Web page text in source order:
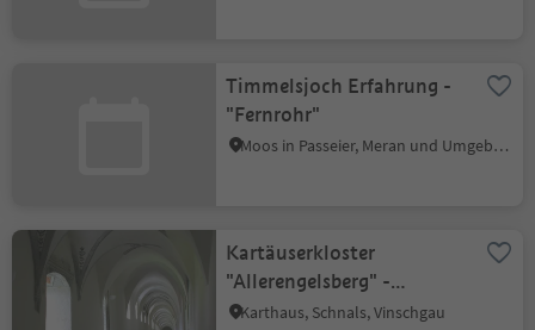
Timmelsjoch Erfahrung -
"Fernrohr"
Moos in Passeier, Meran und Umgebung
Kartäuserkloster
"Allerengelsberg" -
Klosteranlage Karthaus
Karthaus, Schnals, Vinschgau